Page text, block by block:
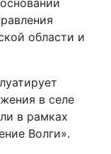
области и
в селе
в рамках
Волги».